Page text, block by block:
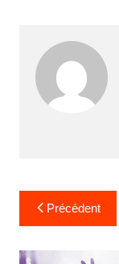
Navigation
de
l’article
Précédent